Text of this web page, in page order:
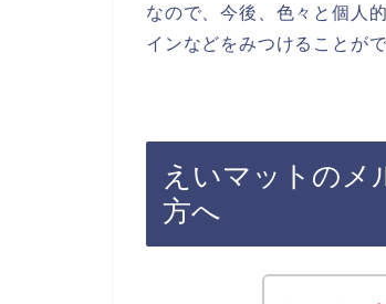
なので、今後、色々と個人
インなどをみつけることが
えいマットのメ
方へ